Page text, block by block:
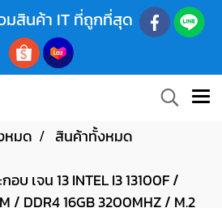
สินค้า IT ที่ถูกที่สุด
หมด
สินค้าทั้งหมด
อบ เจน 13 INTEL I3 13100F /
/ DDR4 16GB 3200MHZ / M.2